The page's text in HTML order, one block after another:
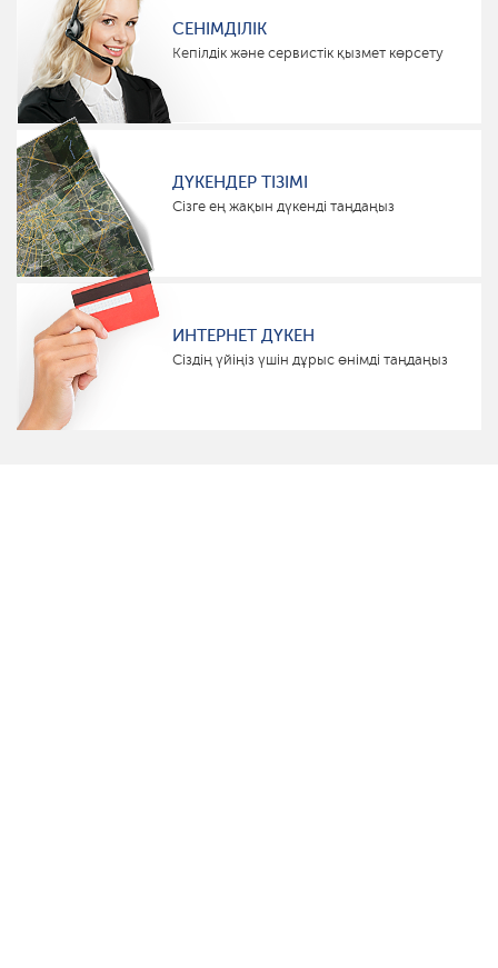
СЕНІМДІЛІК
Кепілдік және сервистік қызмет көрсету
ДҮКЕНДЕР ТІЗІМІ
Сізге ең жақын дүкенді таңдаңыз
ИНТЕРНЕТ ДҮКЕН
Сіздің үйіңіз үшін дұрыс өнімді таңдаңыз